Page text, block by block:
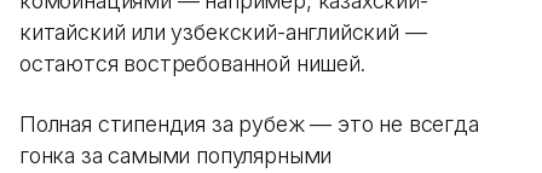
китайский или узбекский-английский —
остаются востребованной нишей.
Полная стипендия за рубеж — это не всегда
гонка за самыми популярными